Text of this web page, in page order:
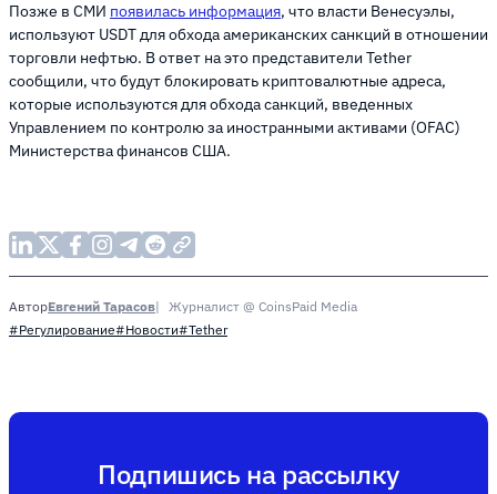
Позже в СМИ появилась информация, что власти Венесуэлы,
используют USDT для обхода американских санкций в отношении
торговли нефтью. В ответ на это представители Tether
сообщили, что будут блокировать криптовалютные адреса,
которые используются для обхода санкций, введенных
Управлением по контролю за иностранными активами (OFAC)
Министерства финансов США.
АвторЕвгений Тарасов
Журналист @ CoinsPaid Media
#Регулирование#Новости#Tether
Подпишись на рассылку